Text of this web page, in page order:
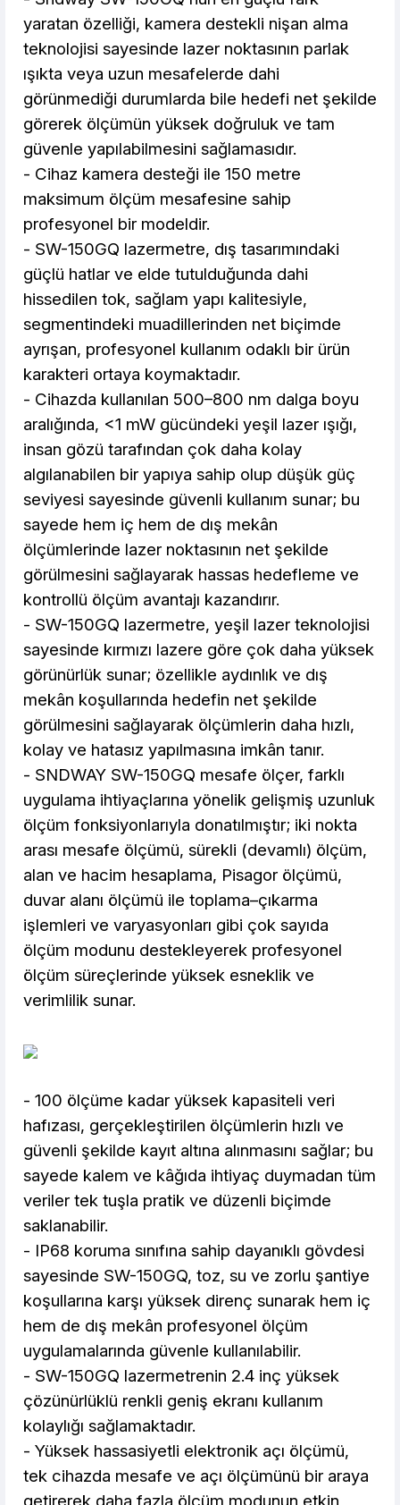
yaratan özelliği, kamera destekli nişan alma
teknolojisi sayesinde lazer noktasının parlak
ışıkta veya uzun mesafelerde dahi
görünmediği durumlarda bile hedefi net şekilde
görerek ölçümün yüksek doğruluk ve tam
güvenle yapılabilmesini sağlamasıdır.
- Cihaz kamera desteği ile 150 metre
maksimum ölçüm mesafesine sahip
profesyonel bir modeldir.
- SW-150GQ lazermetre, dış tasarımındaki
güçlü hatlar ve elde tutulduğunda dahi
hissedilen tok, sağlam yapı kalitesiyle,
segmentindeki muadillerinden net biçimde
ayrışan, profesyonel kullanım odaklı bir ürün
karakteri ortaya koymaktadır.
- Cihazda kullanılan 500–800 nm dalga boyu
aralığında, <1 mW gücündeki yeşil lazer ışığı,
insan gözü tarafından çok daha kolay
algılanabilen bir yapıya sahip olup düşük güç
seviyesi sayesinde güvenli kullanım sunar; bu
sayede hem iç hem de dış mekân
ölçümlerinde lazer noktasının net şekilde
görülmesini sağlayarak hassas hedefleme ve
kontrollü ölçüm avantajı kazandırır.
- SW-150GQ lazermetre, yeşil lazer teknolojisi
sayesinde kırmızı lazere göre çok daha yüksek
görünürlük sunar; özellikle aydınlık ve dış
mekân koşullarında hedefin net şekilde
görülmesini sağlayarak ölçümlerin daha hızlı,
kolay ve hatasız yapılmasına imkân tanır.
- SNDWAY SW-150GQ mesafe ölçer, farklı
uygulama ihtiyaçlarına yönelik gelişmiş uzunluk
ölçüm fonksiyonlarıyla donatılmıştır; iki nokta
arası mesafe ölçümü, sürekli (devamlı) ölçüm,
alan ve hacim hesaplama, Pisagor ölçümü,
duvar alanı ölçümü ile toplama–çıkarma
işlemleri ve varyasyonları gibi çok sayıda
ölçüm modunu destekleyerek profesyonel
ölçüm süreçlerinde yüksek esneklik ve
verimlilik sunar.
- 100 ölçüme kadar yüksek kapasiteli veri
hafızası, gerçekleştirilen ölçümlerin hızlı ve
güvenli şekilde kayıt altına alınmasını sağlar; bu
sayede kalem ve kâğıda ihtiyaç duymadan tüm
veriler tek tuşla pratik ve düzenli biçimde
saklanabilir.
- IP68 koruma sınıfına sahip dayanıklı gövdesi
sayesinde SW-150GQ, toz, su ve zorlu şantiye
koşullarına karşı yüksek direnç sunarak hem iç
hem de dış mekân profesyonel ölçüm
uygulamalarında güvenle kullanılabilir.
- SW-150GQ lazermetrenin 2.4 inç yüksek
çözünürlüklü renkli geniş ekranı kullanım
kolaylığı sağlamaktadır.
- Yüksek hassasiyetli elektronik açı ölçümü,
tek cihazda mesafe ve açı ölçümünü bir araya